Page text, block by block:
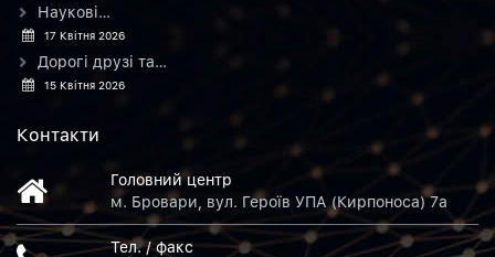
Наукові…
17 Квітня 2026
Дорогі друзі та…
15 Квітня 2026
Контакти
Головний центр
м. Бровари, вул. Героїв УПА (Кирпоноса) 7а
Тел. / факс